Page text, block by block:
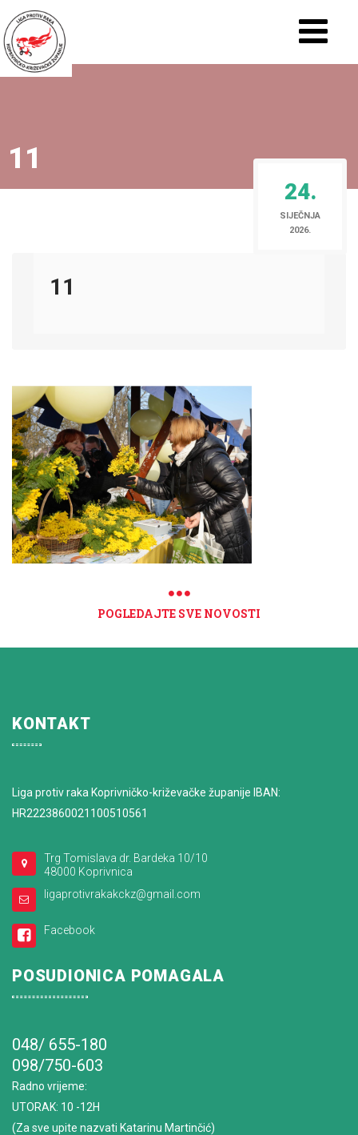
11
24.
SIJEČNJA
2026.
11
POGLEDAJTE SVE NOVOSTI
KONTAKT
Liga protiv raka Koprivničko-križevačke županije IBAN:
HR2223860021100510561
Trg Tomislava dr. Bardeka 10/10
48000 Koprivnica
ligaprotivrakakckz@gmail.com
Facebook
POSUDIONICA POMAGALA
048/ 655-180
098/750-603
Radno vrijeme:
UTORAK: 10 -12H
(Za sve upite nazvati Katarinu Martinčić)